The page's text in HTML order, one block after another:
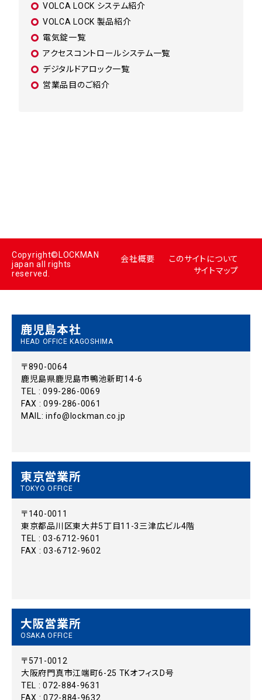
VOLCA LOCK システム紹介
VOLCA LOCK 製品紹介
電気錠一覧
アクセスコントロールシステム一覧
デジタルドアロック一覧
営業品目のご紹介
Copyright©LOCKMAN
japan all rights
reserved.
会社概要
このサイトについて
サイトマップ
鹿児島本社
HEAD OFFICE KAGOSHIMA
〒890-0064
鹿児島県鹿児島市鴨池新町14-6
TEL : 099-286-0069
FAX : 099-286-0061
MAIL:info@lockman.co.jp
東京営業所
TOKYO OFFICE
〒140-0011
東京都品川区東大井5丁目11-3三津広ビル4階
TEL : 03-6712-9601
FAX : 03-6712-9602
大阪営業所
OSAKA OFFICE
〒571-0012
大阪府門真市江端町6-25 TKオフィスD号
TEL : 072-884-9631
FAX : 072-884-9632